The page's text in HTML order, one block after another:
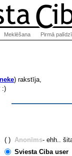
) rakstīja,
:)
( ) Anonīms- ehh..
Sviesta Ciba user
Meklēšana Pirmā